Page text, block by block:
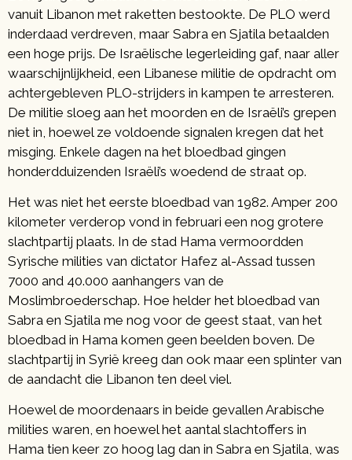
vanuit Libanon met raketten bestookte. De PLO werd
inderdaad verdreven, maar Sabra en Sjatila betaalden
een hoge prijs. De Israëlische legerleiding gaf, naar aller
waarschijnlijkheid, een Libanese militie de opdracht om
achtergebleven PLO-strijders in kampen te arresteren.
De militie sloeg aan het moorden en de Israëli’s grepen
niet in, hoewel ze voldoende signalen kregen dat het
misging. Enkele dagen na het bloedbad gingen
honderdduizenden Israëli’s woedend de straat op.
Het was niet het eerste bloedbad van 1982. Amper 200
kilometer verderop vond in februari een nog grotere
slachtpartij plaats. In de stad Hama vermoordden
Syrische milities van dictator Hafez al-Assad tussen
7000 and 40.000 aanhangers van de
Moslimbroederschap. Hoe helder het bloedbad van
Sabra en Sjatila me nog voor de geest staat, van het
bloedbad in Hama komen geen beelden boven. De
slachtpartij in Syrië kreeg dan ook maar een splinter van
de aandacht die Libanon ten deel viel.
Hoewel de moordenaars in beide gevallen Arabische
milities waren, en hoewel het aantal slachtoffers in
Hama tien keer zo hoog lag dan in Sabra en Sjatila, was